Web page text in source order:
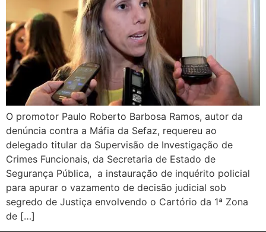
O promotor Paulo Roberto Barbosa Ramos, autor da
denúncia contra a Máfia da Sefaz, requereu ao
delegado titular da Supervisão de Investigação de
Crimes Funcionais, da Secretaria de Estado de
Segurança Pública, a instauração de inquérito policial
para apurar o vazamento de decisão judicial sob
segredo de Justiça envolvendo o Cartório da 1ª Zona
de […]